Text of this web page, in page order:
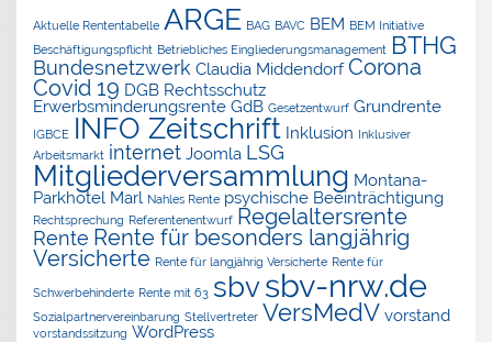
Aktuelle Rententabelle ARGE BAG BAVC BEM BEM Initiative
Beschäftigungspflicht Betriebliches Eingliederungsmanagement BTHG
Bundesnetzwerk Claudia Middendorf Corona
Covid 19 DGB Rechtsschutz
Erwerbsminderungsrente GdB Gesetzentwurf Grundrente
IGBCE INFO Zeitschrift Inklusion Inklusiver
Arbeitsmarkt internet Joomla LSG
Mitgliederversammlung Montana-
Parkhotel Marl Nahles Rente psychische Beeinträchtigung
Rechtsprechung Referentenentwurf Regelaltersrente
Rente Rente für besonders langjährig
Versicherte Rente für langjährig Versicherte Rente für
Schwerbehinderte Rente mit 63 sbvsbv-nrw.de
Sozialpartnervereinbarung Stellvertreter VersMedV vorstand
vorstandssitzung WordPress